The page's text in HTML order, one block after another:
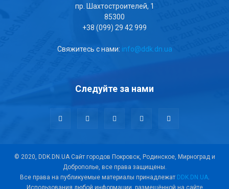
пр. Шахтостроителей, 1
85300
+38 (099) 29 42 999
Свяжитесь с нами: info@ddk.dn.ua
Следуйте за нами
© 2020, DDK.DN.UA Сайт городов Покровск, Родинское, Мирноград и
Доброполье, все права защищены.
Все права на публикуемые материалы принадлежат DDK.DN.UA.
Использования любой информации, размещённой на сайте